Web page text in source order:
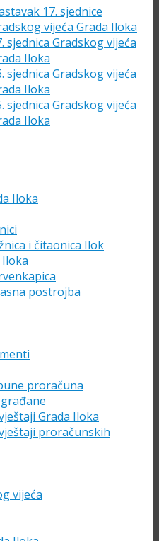
17. sjednice
vijeća Grada Iloka
sjednica Gradskog vijeća
Iloka
sjednica Gradskog vijeća
Iloka
sjednica Gradskog vijeća
Iloka
Iloka
i čitaonica Ilok
postrojba
proračuna
Grada Iloka
proračunskih
vijeća